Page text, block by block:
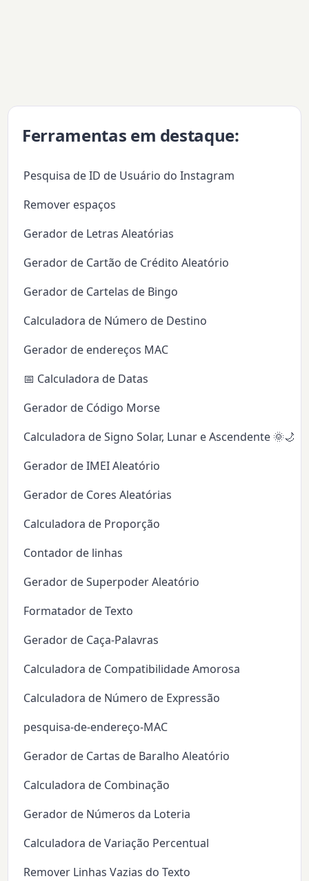
Ferramentas em destaque:
Pesquisa de ID de Usuário do Instagram
Remover espaços
Gerador de Letras Aleatórias
Gerador de Cartão de Crédito Aleatório
Gerador de Cartelas de Bingo
Calculadora de Número de Destino
Gerador de endereços MAC
📅 Calculadora de Datas
Gerador de Código Morse
Calculadora de Signo Solar, Lunar e Ascendente 🌞🌙✨
Gerador de IMEI Aleatório
Gerador de Cores Aleatórias
Calculadora de Proporção
Contador de linhas
Gerador de Superpoder Aleatório
Formatador de Texto
Gerador de Caça-Palavras
Calculadora de Compatibilidade Amorosa
Calculadora de Número de Expressão
pesquisa-de-endereço-MAC
Gerador de Cartas de Baralho Aleatório
Calculadora de Combinação
Gerador de Números da Loteria
Calculadora de Variação Percentual
Remover Linhas Vazias do Texto